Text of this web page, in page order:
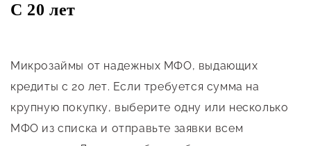
С 20 лет
Микрозаймы от надежных МФО, выдающих
кредиты с 20 лет. Если требуется сумма на
крупную покупку, выберите одну или несколько
МФО из списка и отправьте заявки всем